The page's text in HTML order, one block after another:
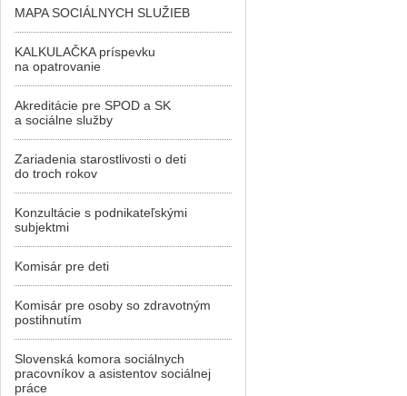
MAPA SOCIÁLNYCH SLUŽIEB
KALKULAČKA príspevku
na opatrovanie
Akreditácie pre SPOD a SK
a sociálne služby
Zariadenia starostlivosti o deti
do troch rokov
Konzultácie s podnikateľskými
subjektmi
Komisár pre deti
Komisár pre osoby so zdravotným
postihnutím
Slovenská komora sociálnych
pracovníkov a asistentov sociálnej
práce